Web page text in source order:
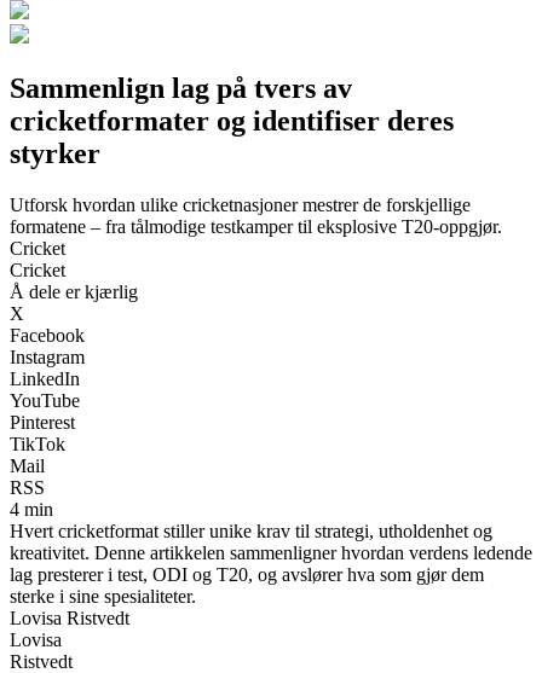
Sammenlign lag på tvers av
cricketformater og identifiser deres
styrker
Utforsk hvordan ulike cricketnasjoner mestrer de forskjellige
formatene – fra tålmodige testkamper til eksplosive T20-oppgjør.
Cricket
Cricket
Å dele er kjærlig
X
Facebook
Instagram
LinkedIn
YouTube
Pinterest
TikTok
Mail
RSS
4 min
Hvert cricketformat stiller unike krav til strategi, utholdenhet og
kreativitet. Denne artikkelen sammenligner hvordan verdens ledende
lag presterer i test, ODI og T20, og avslører hva som gjør dem
sterke i sine spesialiteter.
Lovisa Ristvedt
Lovisa
Ristvedt